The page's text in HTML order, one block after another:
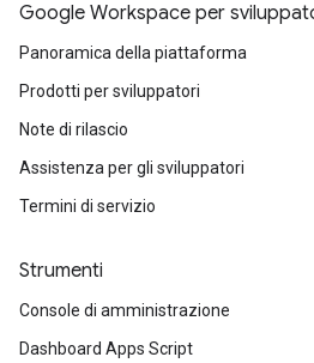
Google Workspace per
Panoramica della piattaforma
Prodotti per sviluppatori
Note di rilascio
Assistenza per gli sviluppatori
Termini di servizio
Strumenti
Console di amministrazione
Dashboard Apps Script